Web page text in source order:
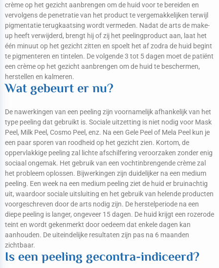
crème op het gezicht aanbrengen om de huid voor te bereiden en
vervolgens de penetratie van het product te vergemakkelijken terwijl
pigmentatie terugkaatsing wordt vermeden. Nadat de arts de make-
up heeft verwijderd, brengt hij of zij het peelingproduct aan, laat het
één minuut op het gezicht zitten en spoelt het af zodra de huid begint
te pigmenteren en tintelen. De volgende 3 tot 5 dagen moet de patiënt
een crème op het gezicht aanbrengen om de huid te beschermen,
herstellen en kalmeren.
Wat gebeurt er nu?
De nawerkingen van een peeling zijn voornamelijk afhankelijk van het
type peeling dat gebruikt is. Sociale uitzetting is niet nodig voor Mask
Peel, Milk Peel, Cosmo Peel, enz. Na een Gele Peel of Mela Peel kun je
een paar sporen van roodheid op het gezicht zien. Kortom, de
oppervlakkige peeling zal lichte afschilfering veroorzaken zonder enig
sociaal ongemak. Het gebruik van een vochtinbrengende crème zal
het probleem oplossen. Bijwerkingen zijn duidelijker na een medium
peeling. Een week na een medium peeling ziet de huid er bruinachtig
uit, waardoor sociale uitsluiting en het gebruik van helende producten
voorgeschreven door de arts nodig zijn. De herstelperiode na een
diepe peeling is langer, ongeveer 15 dagen. De huid krijgt een rozerode
teint en wordt gekenmerkt door oedeem dat enkele dagen kan
aanhouden. De uiteindelijke resultaten zijn pas na 6 maanden
zichtbaar.
Is een peeling gecontra-indiceerd?